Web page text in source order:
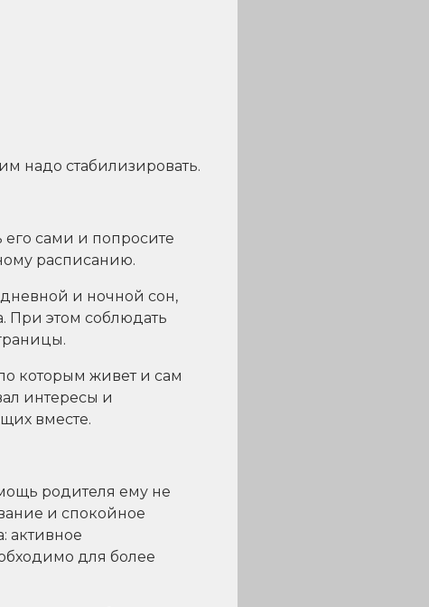
надо стабилизировать.
сами и попросите
расписанию.
и ночной сон,
При этом соблюдать
которым живет и сам
интересы и
вместе.
родителя ему не
и спокойное
активное
для более